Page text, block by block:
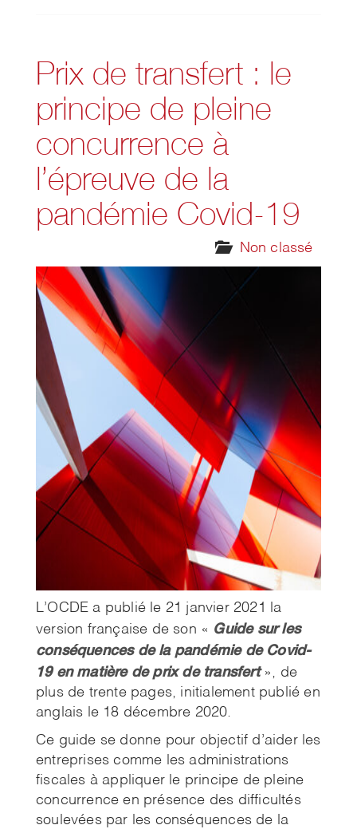
Prix de transfert : le
principe de pleine
concurrence à
l’épreuve de la
pandémie Covid-19
Non classé
L’OCDE a publié le 21 janvier 2021 la
version française de son « Guide sur les
conséquences de la pandémie de Covid-
19 en matière de prix de transfert», de
plus de trente pages, initialement publié en
anglais le 18 décembre 2020.
Ce guide se donne pour objectif d’aider les
entreprises comme les administrations
fiscales à appliquer le principe de pleine
concurrence en présence des difficultés
soulevées par les conséquences de la